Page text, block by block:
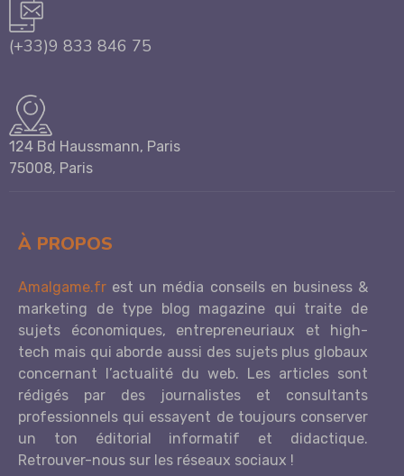
(+33)9 833 846 75
124 Bd Haussmann, Paris
75008, Paris
À PROPOS
Amalgame.fr est un média conseils en business &
marketing de type blog magazine qui traite de
sujets économiques, entrepreneuriaux et high-
tech mais qui aborde aussi des sujets plus globaux
concernant l’actualité du web. Les articles sont
rédigés par des journalistes et consultants
professionnels qui essayent de toujours conserver
un ton éditorial informatif et didactique.
Retrouver-nous sur les réseaux sociaux !